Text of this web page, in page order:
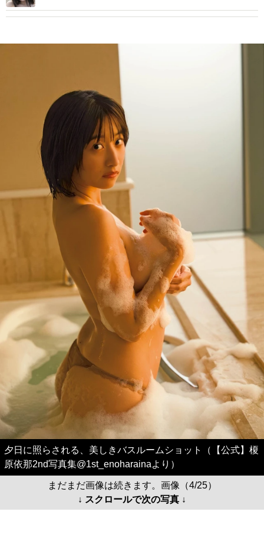
夕日に照らされる、美しきバスルームショット（【公式】榎
原依那2nd写真集@1st_enoharainaより）
まだまだ画像は続きます。画像（4/25）
↓ スクロールで次の写真 ↓